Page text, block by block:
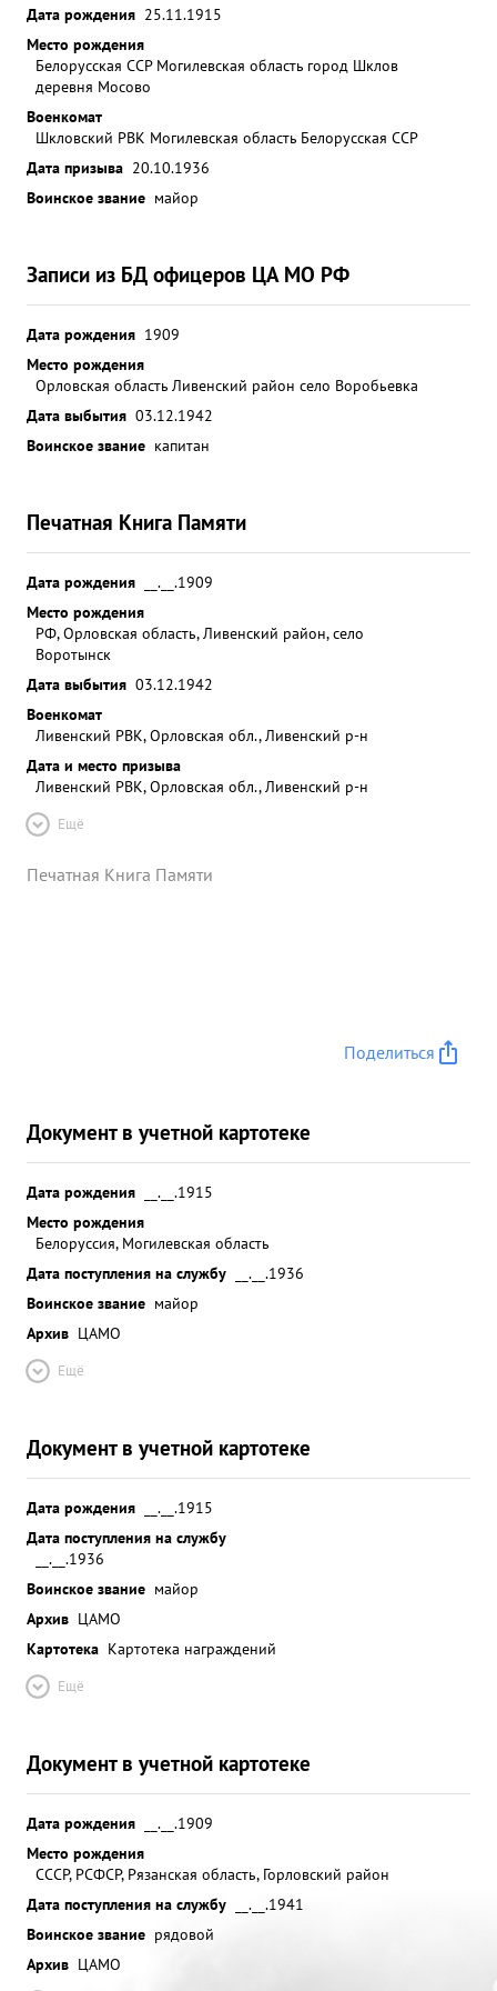
превозмогая сильную боль, он не ушел с поля боя
пока на сдом и полностью не ознакомил с
обстановной своего преемника Достоин награде
орденом Красная Звезда". ...»
Дата рождения 25.11.1915
Место рождения
Белорусская ССР Могилевская область город Шклов
деревня Мосово
Военкомат
Шкловский РВК Могилевская область Белорусская ССР
Дата призыва 20.10.1936
Воинское звание майор
Записи из БД офицеров ЦА МО РФ
Дата рождения 1909
Место рождения
Орловская область Ливенский район село Воробьевка
Дата выбытия 03.12.1942
Воинское звание капитан
Печатная Книга Памяти
Дата рождения
__.__.1909
Место рождения
РФ, Орловская область, Ливенский район, село
Воротынск
Дата выбытия 03.12.1942
Военкомат
Ливенский РВК, Орловская обл., Ливенский р-н
Дата и место призыва
Ливенский РВК, Орловская обл., Ливенский р-н
Ещё
Печатная Книга Памяти
Поделиться
Документ в учетной картотеке
Дата рождения
__.__.1915
Место рождения
Белоруссия, Могилевская область
Дата поступления на службу
__.__.1936
Воинское звание майор
Архив ЦАМО
Ещё
Документ в учетной картотеке
Дата рождения
__.__.1915
Дата поступления на службу
__.__.1936
Воинское звание майор
Архив ЦАМО
Картотека Картотека награждений
Ещё
Документ в учетной картотеке
Дата рождения
__.__.1909
Место рождения
СССР, РСФСР, Рязанская область, Горловский район
Дата поступления на службу
__.__.1941
Воинское звание рядовой
Архив ЦАМО